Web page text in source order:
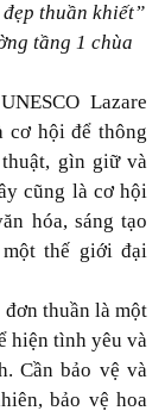
thuần khiết”
tầng 1 chùa
Lazare
cơ hội để thông
gìn giữ và
cũng là cơ hội
hóa, sáng tạo
thế giới đại
thuần là một
hiện tình yêu và
Cần bảo vệ và
bảo vệ hoa